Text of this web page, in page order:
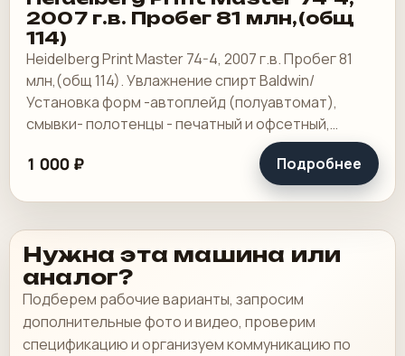
2007 г.в. Пробег 81 млн,(общ
114)
Heidelberg Print Master 74-4, 2007 г.в. Пробег 81
млн,(общ 114). Увлажнение спирт Baldwin/
Установка форм -автоплейд (полуавтомат),
смывки- полотенцы - печатный и офсетный,
выносной пульт ClassicCenter -PM74 - краски и.
1 000 ₽ Подробнее
Нужна эта машина или
аналог?
Подберем рабочие варианты, запросим
дополнительные фото и видео, проверим
спецификацию и организуем коммуникацию по